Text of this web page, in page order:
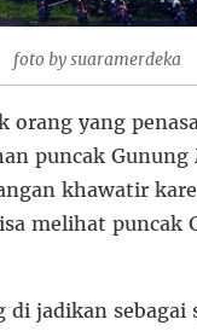
foto by suaramerdeka
orang yang
puncak Gunung
khawatir
melihat puncak
di jadikan sebagai